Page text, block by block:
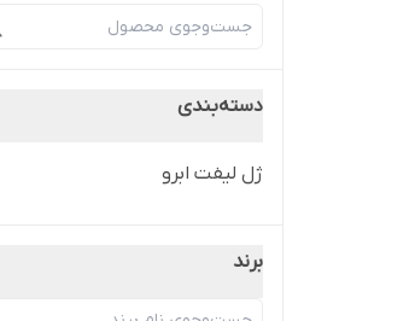
دسته‌بندی
ژل لیفت ابرو
برند